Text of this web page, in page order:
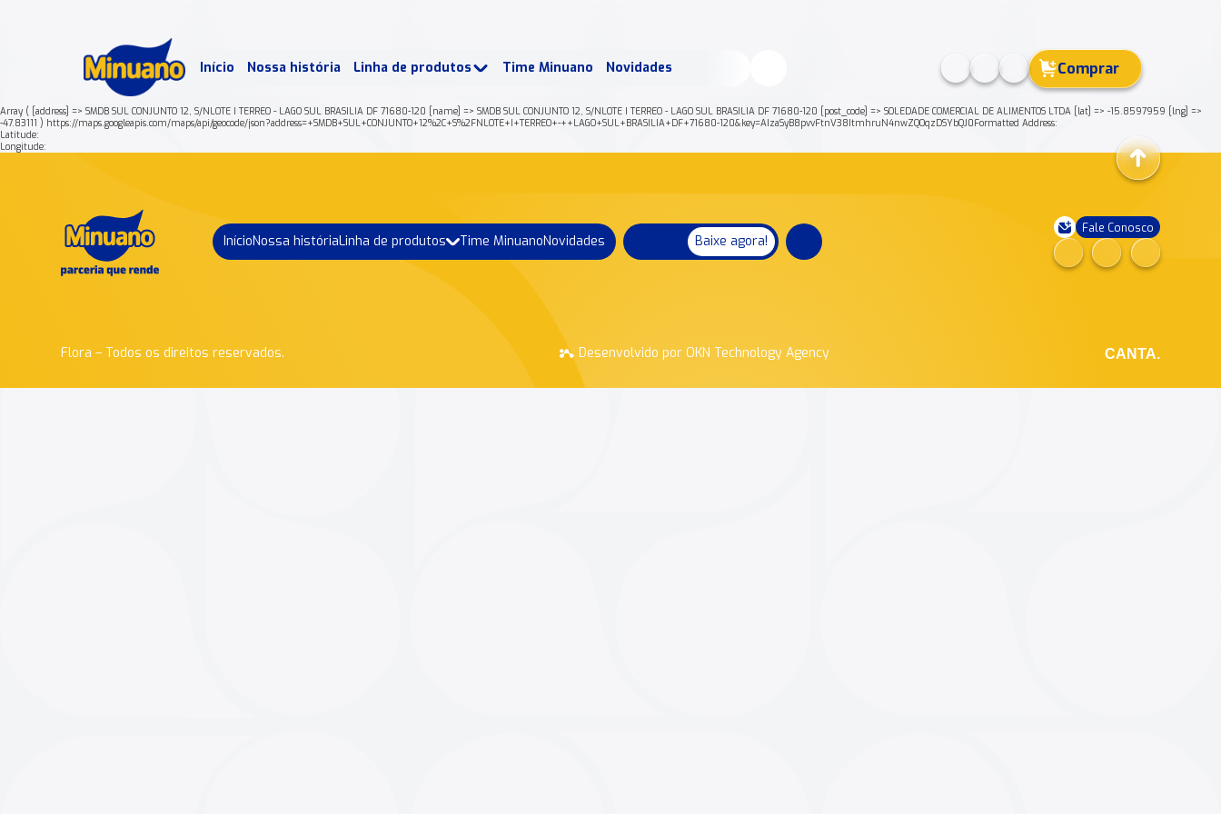
Início Nossa história Linha de produtos Time Minuano Novidades Comprar
Array ( [address] => SMDB SUL CONJUNTO 12, S/NLOTE I TERREO - LAGO SUL BRASILIA DF 71680-120 [name] => SMDB SUL CONJUNTO 12, S/NLOTE I TERREO - LAGO SUL BRASILIA DF 71680-120 [post_code] => SOLEDADE COMERCIAL DE ALIMENTOS LTDA [lat] => -15.8597959 [lng] =>
-47.83111 ) https://maps.googleapis.com/maps/api/geocode/json?address=+SMDB+SUL+CONJUNTO+12%2C+S%2FNLOTE+I+TERREO+-++LAGO+SUL+BRASILIA+DF+71680-120&key=AIzaSyB8pvvFtnV38ItmhruN4nwZQOqzDSYbQJ0Formatted Address:
Latitude:
Longitude:
InícioNossa históriaLinha de produtos Time MinuanoNovidades Baixe agora!
Fale Conosco
Flora – Todos os direitos reservados. Desenvolvido por OKN Technology Agency CANTA.